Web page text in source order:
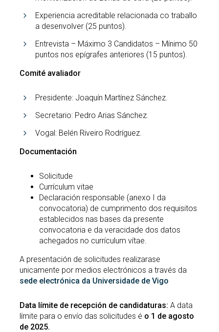
Experiencia acreditable relacionada co traballo
a desenvolver (25 puntos).
Entrevista – Máximo 3 Candidatos – Mínimo 50
puntos nos epígrafes anteriores (15 puntos).
Comité avaliador
Presidente: Joaquín Martínez Sánchez.
Secretario: Pedro Arias Sánchez.
Vogal: Belén Riveiro Rodríguez.
Documentación
Solicitude
Currículum vitae
Declaración responsable (anexo I da
convocatoria) de cumprimento dos requisitos
establecidos nas bases da presente
convocatoria e da veracidade dos datos
achegados no currículum vítae.
A presentación de solicitudes realizarase
unicamente por medios electrónicos a través da
sede electrónica da Universidade de Vigo
Data límite de recepción de candidaturas: A data
límite para o envío das solicitudes é o 1 de agosto
de 2025.